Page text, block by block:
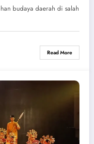
budaya daerah di salah
Read More